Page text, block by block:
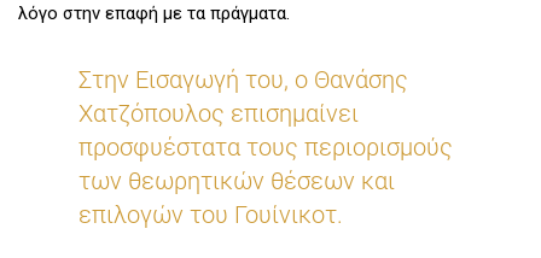
λόγο στην επαφή με τα πράγματα.
Στην Εισαγωγή του, ο Θανάσης
Χατζόπουλος επισημαίνει
προσφυέστατα τους περιορισμούς
των θεωρητικών θέσεων και
επιλογών του Γουίνικοτ.